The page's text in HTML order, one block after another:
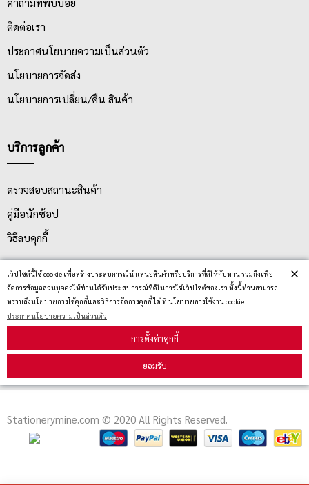
เว็ปไซต์นี้ใช้ cookie เพื่อสร้างประสบการณ์นำเสนอสินค้าหรือบริการที่ดีให้กับท่าน รวมถึงเพื่อ
จัดการข้อมูลส่วนบุคคลให้ท่านได้รับประสบการณ์ที่ดีในการใช้เว็ปไซต์ของเรา ทั้งนี้ท่านสามารถ
ทราบถึงนโยบายการใช้คุกกี้และวิธีการจัดการคุกกี้ ได้ ที่ นโยบายการใช้งาน cookie
ประกาศนโยบายความเป็นส่วนตัว
การตั้งค่าคุกกี้
ยอมรับ
×
คำถามที่พบบ่อย
ติดต่อเรา
ประกาศนโยบายความเป็นส่วนตัว
นโยบายการจัดส่ง
นโยบายการเปลี่ยน/คืน สินค้า
บริการลูกค้า
ตรวจสอบสถานะสินค้า
คู่มือนักช้อป
วิธีลบคุกกี้
สมัครรับข่าวสาร
รับข่าวสาร
Stationerymine.com © 2020 All Rights Reserved.